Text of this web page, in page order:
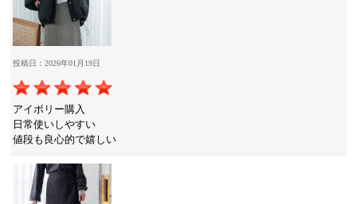
投稿日：2026年01月19日
アイボリー購入
日常使いしやすい
値段も良心的で嬉しい